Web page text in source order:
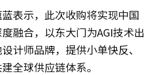
表示，此次收购将实现中国
融合，以东大门为AGI技术出
计师品牌，提供小单快反、
全球供应链体系。